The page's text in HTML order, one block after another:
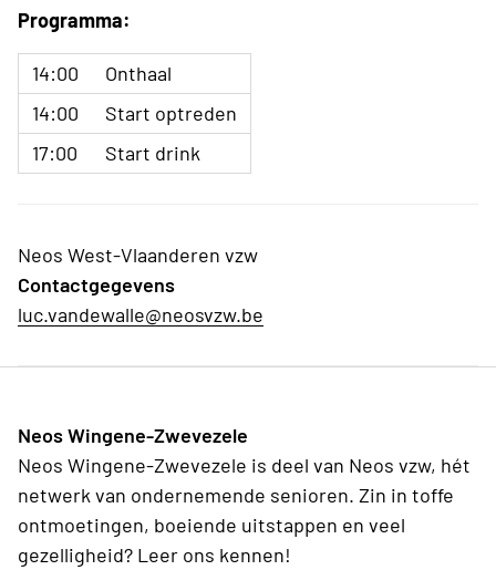
Programma:
14:00
Onthaal
14:00
Start optreden
17:00
Start drink
Neos West-Vlaanderen vzw
Contactgegevens
luc.vandewalle@neosvzw.be
Neos Wingene-Zwevezele
Neos Wingene-Zwevezele is deel van Neos vzw, hét
netwerk van ondernemende senioren. Zin in toffe
ontmoetingen, boeiende uitstappen en veel
gezelligheid? Leer ons kennen!